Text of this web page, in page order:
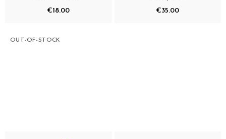
€18.00
€35.00
OUT-OF-STOCK